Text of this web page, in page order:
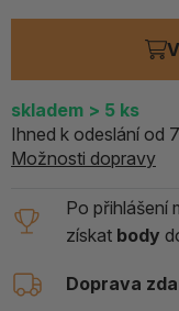
skladem > 5 ks
Ihned k odeslání od
Možnosti dopravy
Po přihlášení
získat body
Doprava